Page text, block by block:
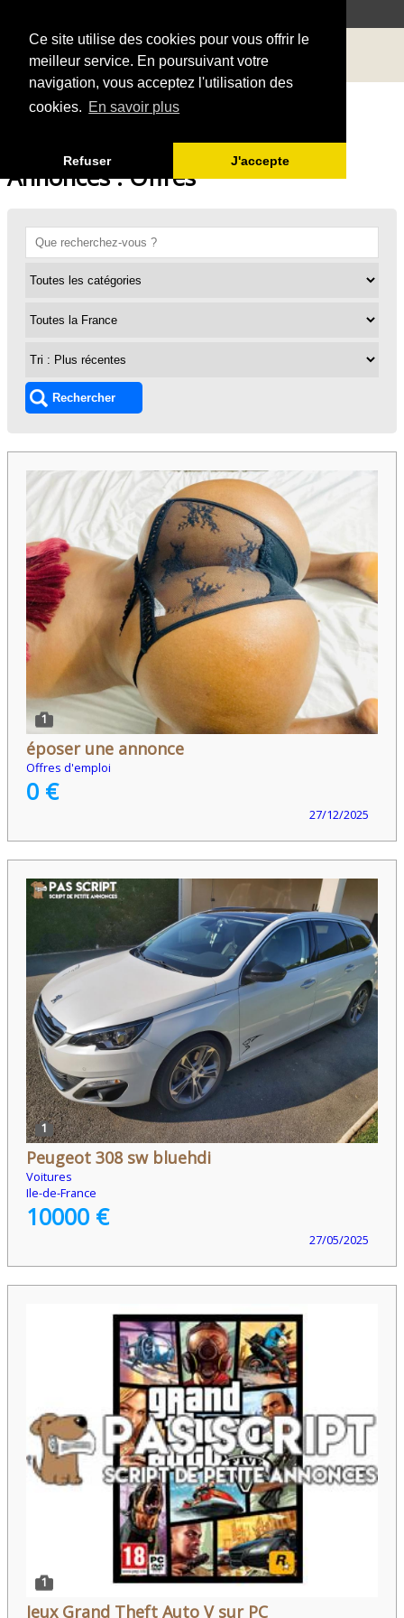
Ce site utilise des cookies pour vous offrir le
meilleur service. En poursuivant votre
navigation, vous acceptez l'utilisation des
cookies. En savoir plus
Refuser J'accepte
Annonces : Offres
1
époser une annonce
Offres d'emploi
0 €
27/12/2025
1
Peugeot 308 sw bluehdi
Voitures
Ile-de-France
10000 €
27/05/2025
1
Jeux Grand Theft Auto V sur PC